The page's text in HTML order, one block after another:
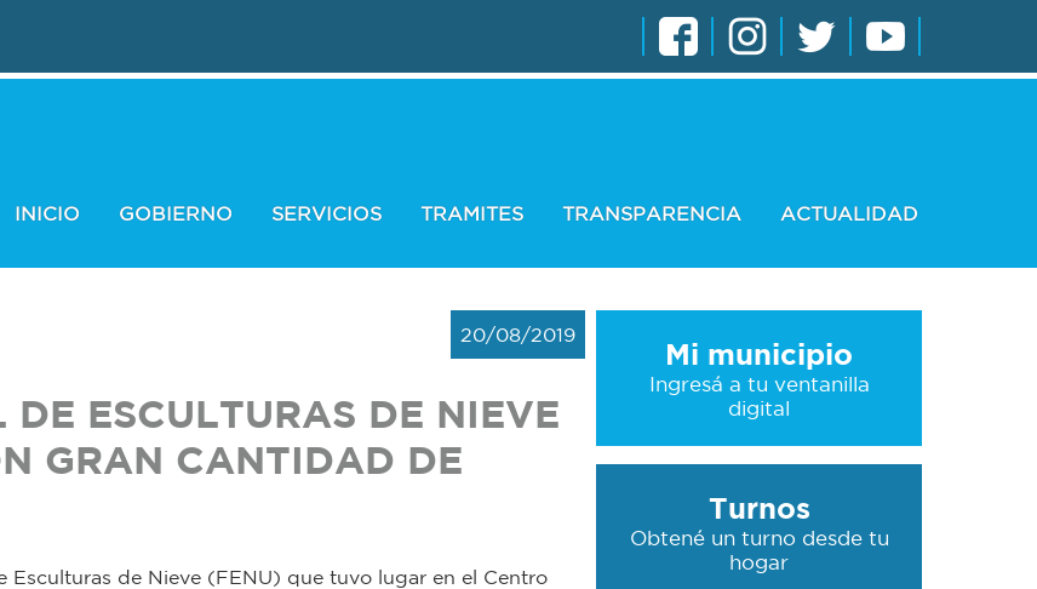
INICIO GOBIERNO SERVICIOS TRAMITES TRANSPARENCIA ACTUALIDAD
20/08/2019
ESCULTURAS DE NIEVE
GRAN CANTIDAD DE
Esculturas de Nieve (FENU) que tuvo lugar en el Centro
Mi municipio
Ingresá a tu ventanilla
digital
Turnos
Obtené un turno desde tu
hogar